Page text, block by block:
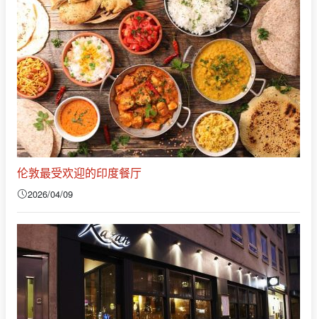
伦敦最受欢迎的印度餐厅
2026/04/09